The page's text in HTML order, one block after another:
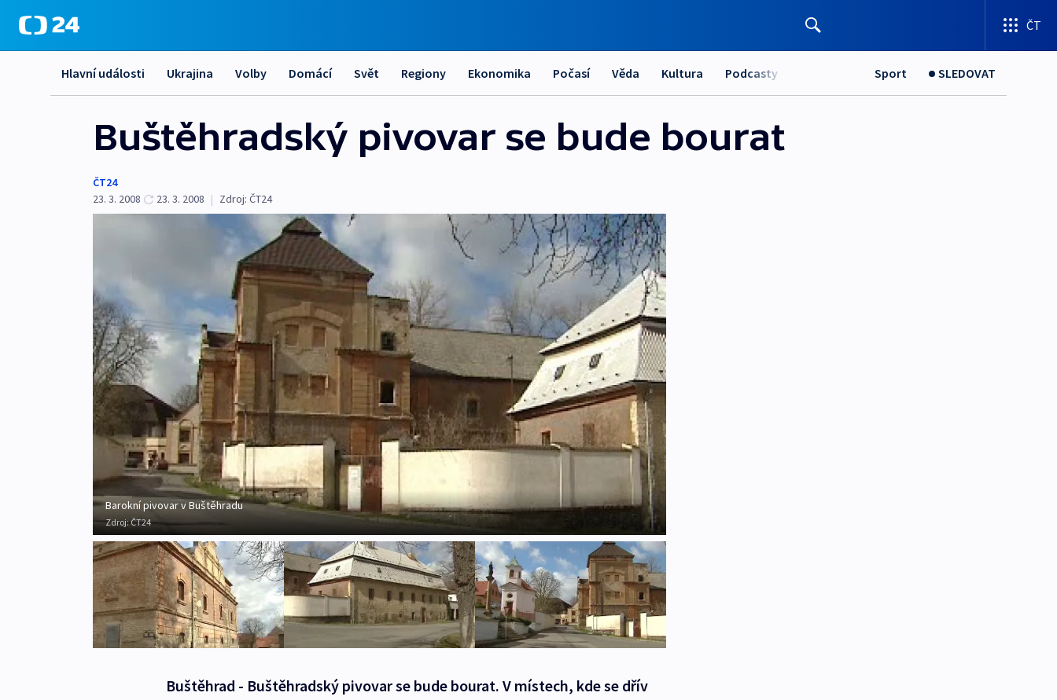
ČT
Hlavní události Ukrajina Volby Domácí Svět Regiony Ekonomika Počasí Věda Kultura Podcasty Sport SLEDOVAT
Buštěhradský pivovar se bude bourat
ČT24
23. 3. 2008
23. 3. 2008 | Zdroj: ČT24
Barokní pivovar v Buštěhradu
Zdroj:ČT24
Buštěhrad - Buštěhradský pivovar se bude bourat. V místech, kde se dřív